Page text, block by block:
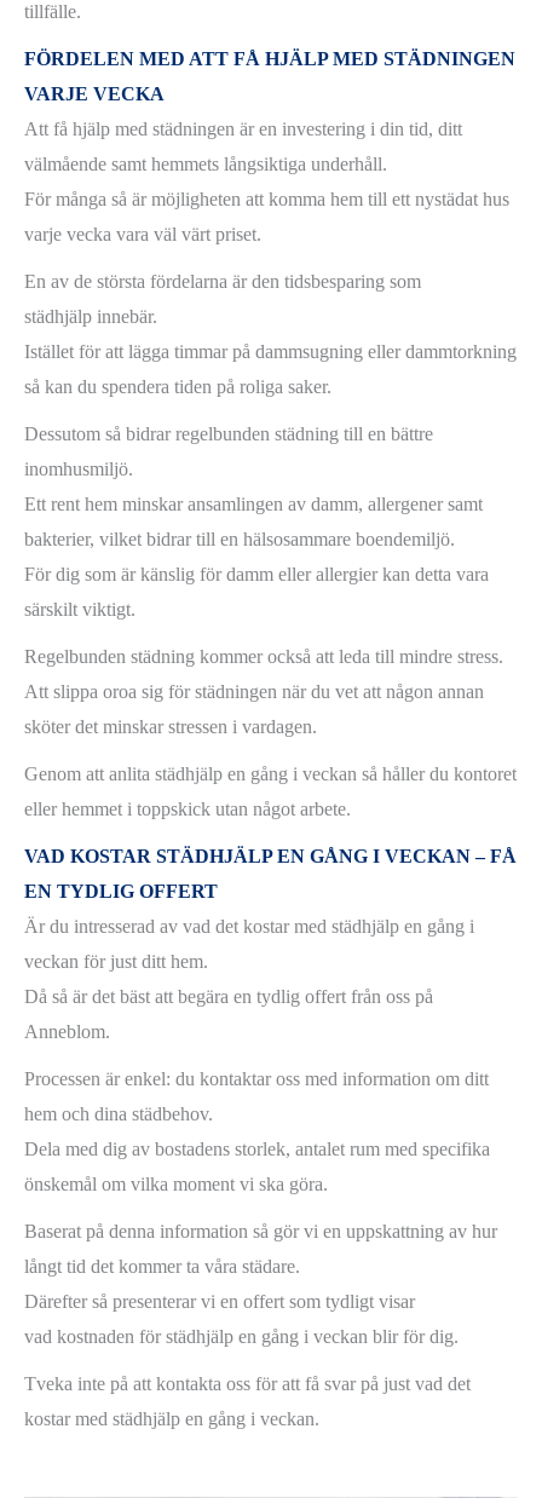
tillfälle.
FÖRDELEN MED ATT FÅ HJÄLP MED STÄDNINGEN
VARJE VECKA
Att få hjälp med städningen är en investering i din tid, ditt
välmående samt hemmets långsiktiga underhåll.
För många så är möjligheten att komma hem till ett nystädat hus
varje vecka vara väl värt priset.
En av de största fördelarna är den tidsbesparing som
städhjälp innebär.
Istället för att lägga timmar på dammsugning eller dammtorkning
så kan du spendera tiden på roliga saker.
Dessutom så bidrar regelbunden städning till en bättre
inomhusmiljö.
Ett rent hem minskar ansamlingen av damm, allergener samt
bakterier, vilket bidrar till en hälsosammare boendemiljö.
För dig som är känslig för damm eller allergier kan detta vara
särskilt viktigt.
Regelbunden städning kommer också att leda till mindre stress.
Att slippa oroa sig för städningen när du vet att någon annan
sköter det minskar stressen i vardagen.
Genom att anlita städhjälp en gång i veckan så håller du kontoret
eller hemmet i toppskick utan något arbete.
VAD KOSTAR STÄDHJÄLP EN GÅNG I VECKAN – FÅ
EN TYDLIG OFFERT
Är du intresserad av vad det kostar med städhjälp en gång i
veckan för just ditt hem.
Då så är det bäst att begära en tydlig offert från oss på
Anneblom.
Processen är enkel: du kontaktar oss med information om ditt
hem och dina städbehov.
Dela med dig av bostadens storlek, antalet rum med specifika
önskemål om vilka moment vi ska göra.
Baserat på denna information så gör vi en uppskattning av hur
långt tid det kommer ta våra städare.
Därefter så presenterar vi en offert som tydligt visar
vad kostnaden för städhjälp en gång i veckan blir för dig.
Tveka inte på att kontakta oss för att få svar på just vad det
kostar med städhjälp en gång i veckan.